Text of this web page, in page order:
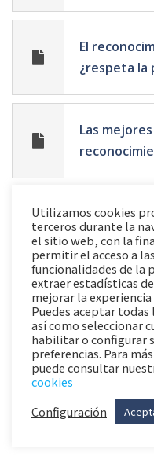
El
¿respeta la
Las
¿Qué es la
Tu firma
funciona y
Utilizamos cookies
terceros durante la
el sitio web, con la
permitir el acceso a las
funcionalidades de la
extraer estadísticas
mejorar la experiencia
Puedes aceptar todas
así como seleccionar
habilitar o configurar
preferencias. Para
puede consultar
cookies
Configuración